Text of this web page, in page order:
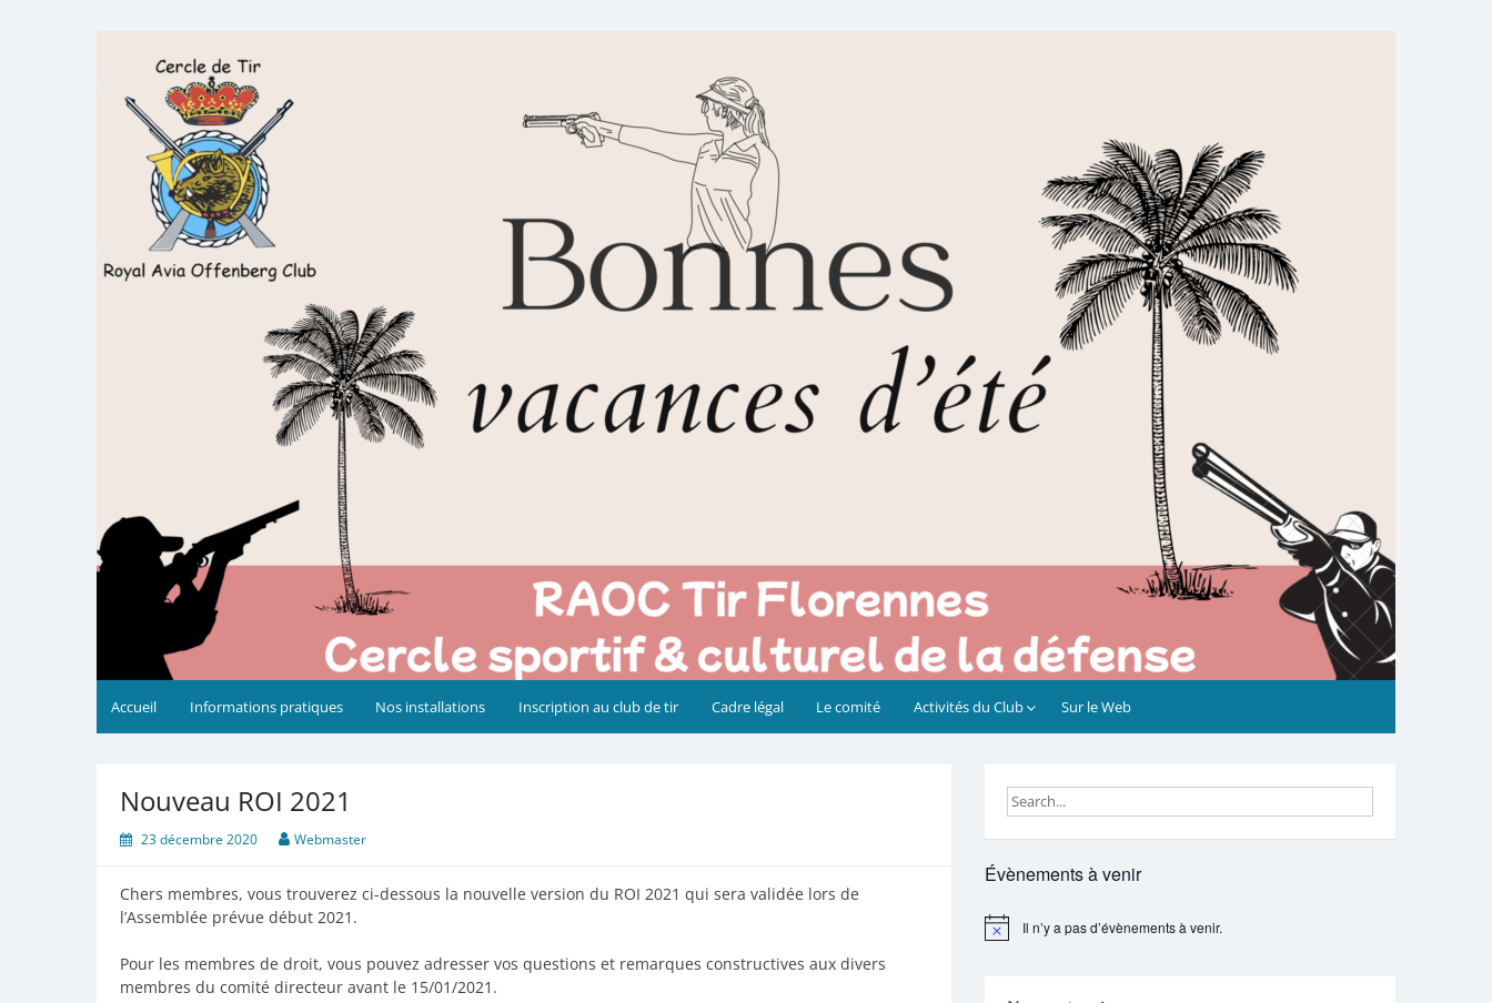
Royal AOC Florennes
Section TIR de l'AVIA
Accueil Informations pratiques Nos installations Inscription au club de tir Cadre légal Le comité Activités du Club Sur le Web
Nouveau ROI 2021
23 décembre 2020 Webmaster
Chers membres, vous trouverez ci-dessous la nouvelle version du ROI 2021 qui sera validée lors de
l’Assemblée prévue début 2021.
Pour les membres de droit, vous pouvez adresser vos questions et remarques constructives aux divers
membres du comité directeur avant le 15/01/2021.
Évènements à venir
Notice Il n’y a pas d’évènements à venir.